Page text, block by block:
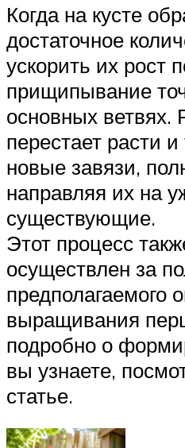
Когда на кусте
достаточное
ускорить их рост
прищипывание
основных ветвях.
перестает расти
новые завязи,
направляя их на
существующие.
Этот процесс
осуществлен за
предполагаемого
выращивания
подробно о
вы узнаете,
статье.